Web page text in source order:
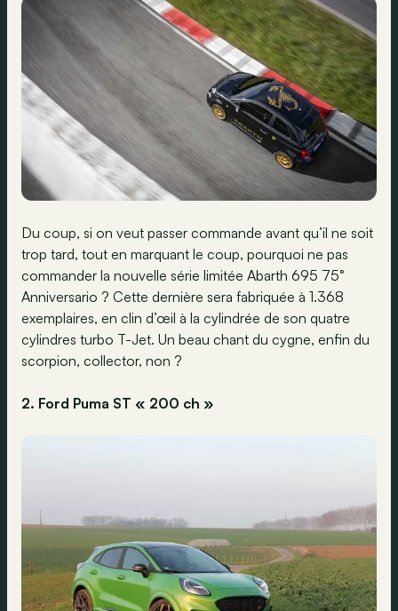
Du coup, si on veut passer commande avant qu’il ne soit
trop tard, tout en marquant le coup, pourquoi ne pas
commander la nouvelle série limitée Abarth 695 75°
Anniversario ? Cette dernière sera fabriquée à 1.368
exemplaires, en clin d’œil à la cylindrée de son quatre
cylindres turbo T-Jet. Un beau chant du cygne, enfin du
scorpion, collector, non ?
2. Ford Puma ST « 200 ch »